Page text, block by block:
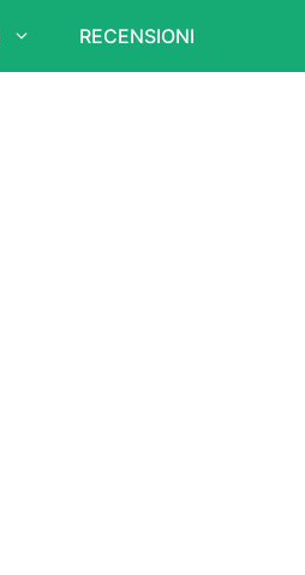
RECENSIONI